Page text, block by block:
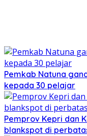
Pemkab Natuna
kepada 30 pelajar
Pemprov Kepri dan
blankspot di